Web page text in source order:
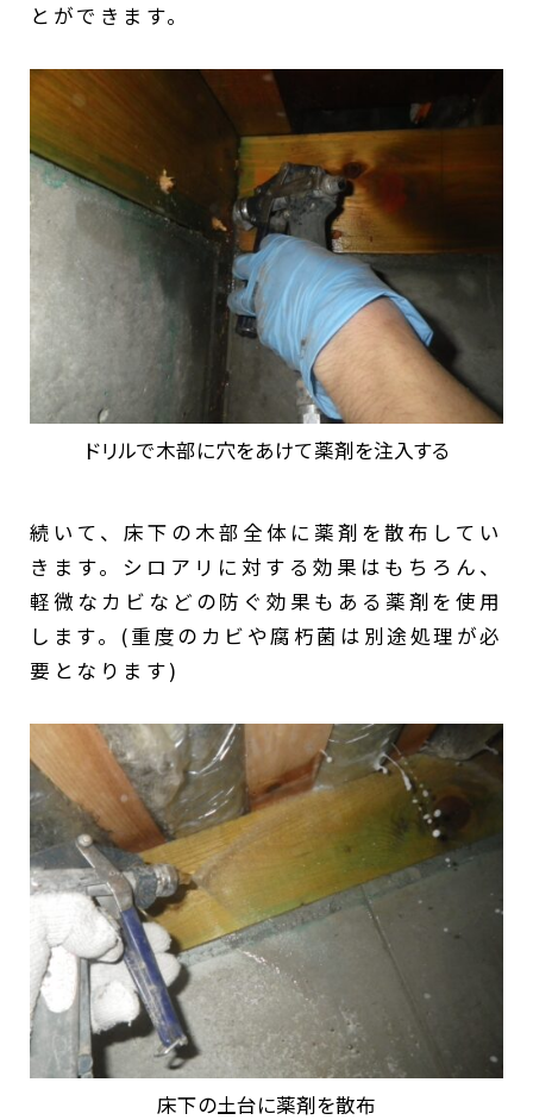
とができます。
ドリルで木部に穴をあけて薬剤を注入する
続いて、床下の木部全体に薬剤を散布してい
きます。シロアリに対する効果はもちろん、
軽微なカビなどの防ぐ効果もある薬剤を使用
します。(重度のカビや腐朽菌は別途処理が必
要となります)
床下の土台に薬剤を散布